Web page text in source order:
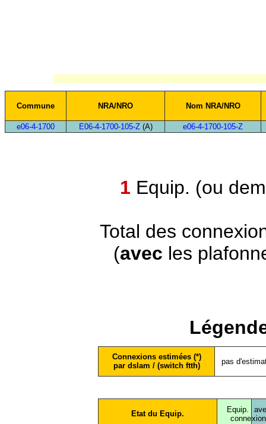
Commune NRA/NRO Nom NRA/NRO
e06-4-1700 E06-4-1700-105-Z(A) e06-4-1700-105-Z
1 Equip. (ou
Total des
(avec les
Connexions estimées (*)
par dslam / (switch ftth)
pas
Etat du Equip.
Equip.
conne